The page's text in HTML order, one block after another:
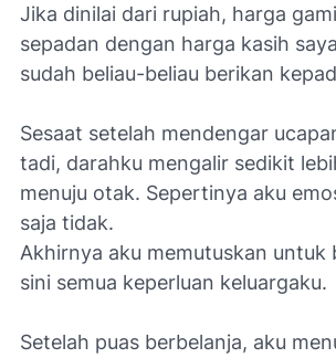
Jika dinilai dari rupiah, harga
sepadan dengan harga kasih
sudah beliau-beliau berikan
Sesaat setelah mendengar
tadi, darahku mengalir sedikit
menuju otak. Sepertinya aku
saja tidak.
Akhirnya aku memutuskan untuk
sini semua keperluan keluargaku.
Setelah puas berbelanja, aku